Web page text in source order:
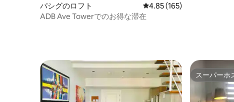
パシグのロフト レビュー165件、5つ星中
4.85 (165)
ADB Ave Towerでのお得な滞在
スーパーホ
スーパーホ